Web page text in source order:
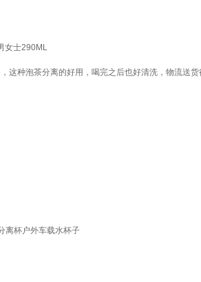
女士290ML
这种泡茶分离的好用，喝完之后也好清洗，物流送货
离杯户外车载水杯子